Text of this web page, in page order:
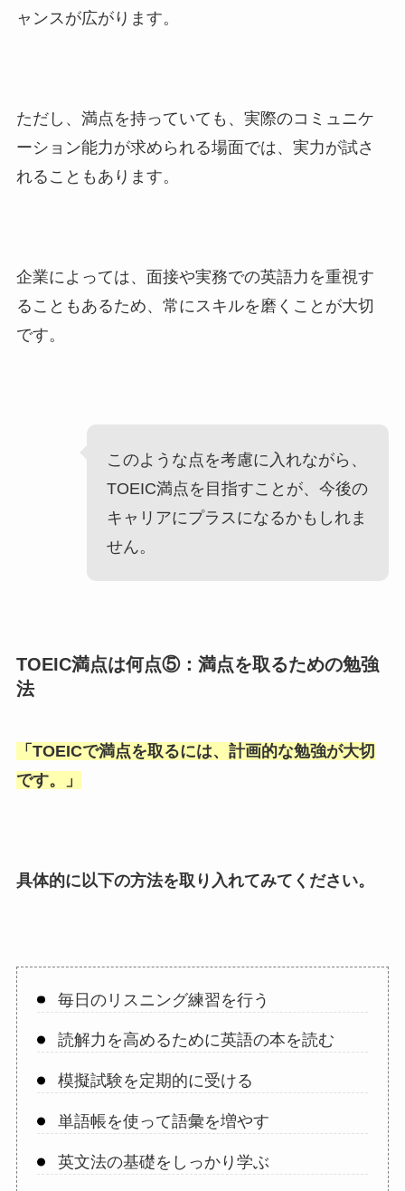
ャンスが広がります。
ただし、満点を持っていても、実際のコミュニケ
ーション能力が求められる場面では、実力が試さ
れることもあります。
企業によっては、面接や実務での英語力を重視す
ることもあるため、常にスキルを磨くことが大切
です。
このような点を考慮に入れながら、
TOEIC満点を目指すことが、今後の
キャリアにプラスになるかもしれま
せん。
TOEIC満点は何点⑤：満点を取るための勉強
法
「 TOEICで満点を取るには、計画的な勉強が大切
です。
」
具体的に以下の方法を取り入れてみてください。
毎日のリスニング練習を行う
読解力を高めるために英語の本を読む
模擬試験を定期的に受ける
単語帳を使って語彙を増やす
英文法の基礎をしっかり学ぶ